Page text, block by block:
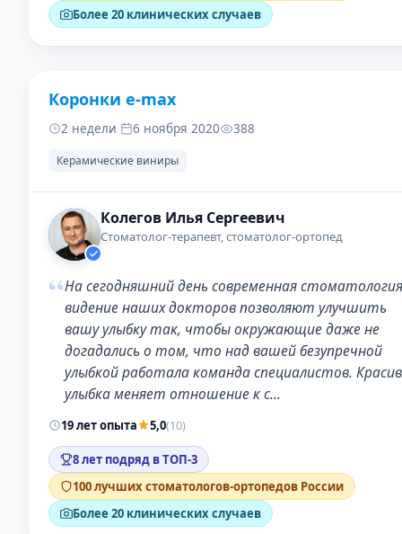
Более 20 клинических случаев
ДО
Коронки e-max
2 недели· 6 ноября 2020 388
Керамические виниры
Колегов Илья Сергеевич
Стоматолог-терапевт, стоматолог-ортопед
“На сегодняшний день современная
видение наших докторов позволяют улучшить
вашу улыбку так, чтобы окружающие даже не
догадались о том, что над вашей безупречной
улыбкой работала команда специалистов.
улыбка меняет отношение к с…
19 лет опыта 5,0(10)
8 лет подряд в ТОП-3
100 лучших стоматологов-ортопедов России
Более 20 клинических случаев